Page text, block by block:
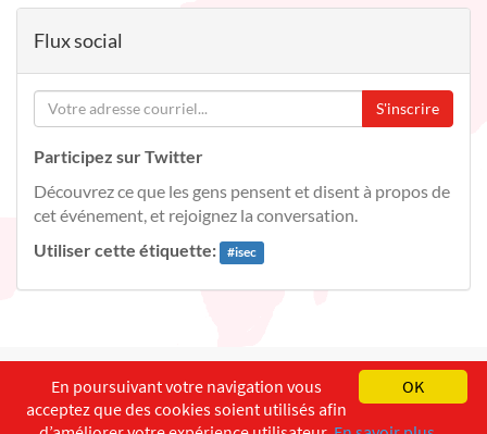
Flux social
S'inscrire
Participez sur Twitter
Découvrez ce que les gens pensent et disent à propos de
cet événement, et rejoignez la conversation.
Utiliser cette étiquette:
#isec
English Français
Copyright ©ISEC-AdW Aspects légaux
OK
En poursuivant votre navigation vous
acceptez que des cookies soient utilisés afin